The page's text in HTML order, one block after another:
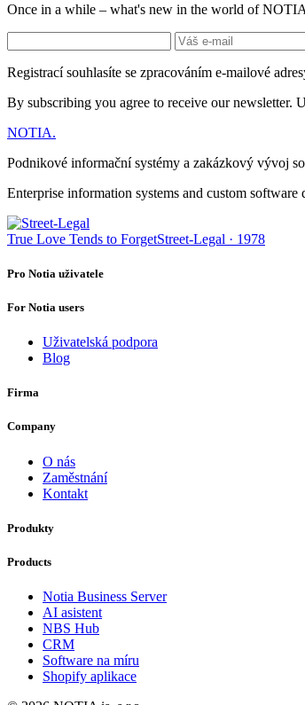
Once in a while – what's new in the world of
Registrací souhlasíte se zpracováním e-mailové
By subscribing you agree to receive our newsletter.
NOTIA.
Podnikové informační systémy a zakázkový vývoj
Enterprise information systems and custom software
True Love Tends to ForgetStreet-Legal · 1978
Pro Notia uživatele
For Notia users
Uživatelská podpora
Blog
Firma
Company
O nás
Zaměstnání
Kontakt
Produkty
Products
Notia Business Server
AI asistent
NBS Hub
CRM
Software na míru
Shopify aplikace